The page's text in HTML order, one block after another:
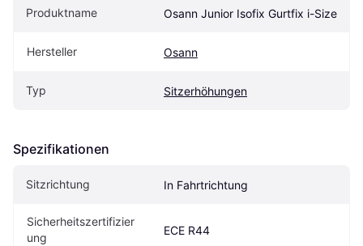
Produktname Osann Junior Isofix Gurtfix i-Size
Hersteller Osann
Typ Sitzerhöhungen
Spezifikationen
Sitzrichtung In Fahrtrichtung
Sicherheitszertifizier
ung
ECE R44